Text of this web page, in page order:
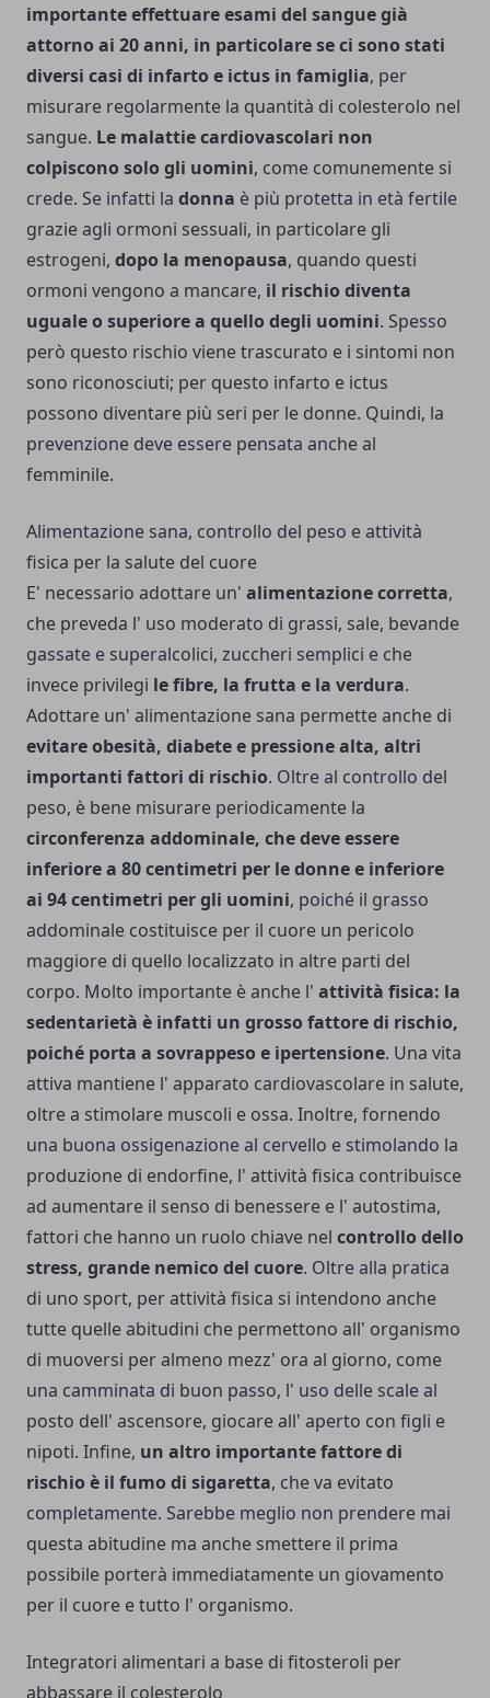
importante effettuare esami del sangue già
attorno ai 20 anni, in particolare se ci sono stati
diversi casi di infarto e ictus in famiglia, per
misurare regolarmente la quantità di colesterolo nel
sangue. Le malattie cardiovascolari non
colpiscono solo gli uomini, come comunemente si
crede. Se infatti la donna è più protetta in età fertile
grazie agli ormoni sessuali, in particolare gli
estrogeni, dopo la menopausa, quando questi
ormoni vengono a mancare, il rischio diventa
uguale o superiore a quello degli uomini. Spesso
però questo rischio viene trascurato e i sintomi non
sono riconosciuti; per questo infarto e ictus
possono diventare più seri per le donne. Quindi, la
prevenzione deve essere pensata anche al
femminile.
Alimentazione sana, controllo del peso e attività
fisica per la salute del cuore
E' necessario adottare un' alimentazione corretta,
che preveda l' uso moderato di grassi, sale, bevande
gassate e superalcolici, zuccheri semplici e che
invece privilegi le fibre, la frutta e la verdura.
Adottare un' alimentazione sana permette anche di
evitare obesità, diabete e pressione alta, altri
importanti fattori di rischio. Oltre al controllo del
peso, è bene misurare periodicamente la
circonferenza addominale, che deve essere
inferiore a 80 centimetri per le donne e inferiore
ai 94 centimetri per gli uomini, poiché il grasso
addominale costituisce per il cuore un pericolo
maggiore di quello localizzato in altre parti del
corpo. Molto importante è anche l' attività fisica: la
sedentarietà è infatti un grosso fattore di rischio,
poiché porta a sovrappeso e ipertensione. Una vita
attiva mantiene l' apparato cardiovascolare in salute,
oltre a stimolare muscoli e ossa. Inoltre, fornendo
una buona ossigenazione al cervello e stimolando la
produzione di endorfine, l' attività fisica contribuisce
ad aumentare il senso di benessere e l' autostima,
fattori che hanno un ruolo chiave nel controllo dello
stress, grande nemico del cuore. Oltre alla pratica
di uno sport, per attività fisica si intendono anche
tutte quelle abitudini che permettono all' organismo
di muoversi per almeno mezz' ora al giorno, come
una camminata di buon passo, l' uso delle scale al
posto dell' ascensore, giocare all' aperto con figli e
nipoti. Infine, un altro importante fattore di
rischio è il fumo di sigaretta, che va evitato
completamente. Sarebbe meglio non prendere mai
questa abitudine ma anche smettere il prima
possibile porterà immediatamente un giovamento
per il cuore e tutto l' organismo.
Integratori alimentari a base di fitosteroli per
abbassare il colesterolo